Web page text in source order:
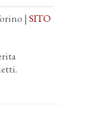
| SITO